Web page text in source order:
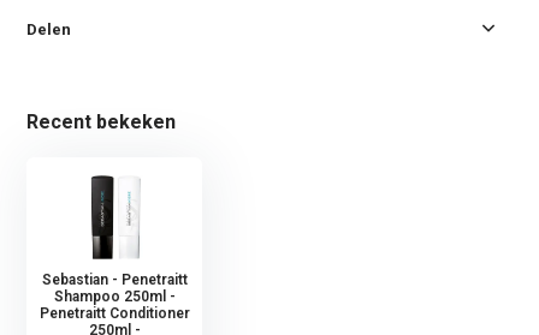
Delen
Recent bekeken
Sebastian - Penetraitt
Shampoo 250ml -
Penetraitt Conditioner
250ml -